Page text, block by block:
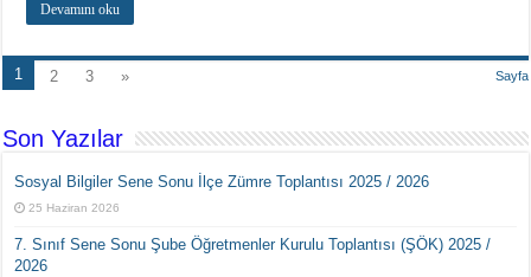
Devamını oku
Sayfa
1 2 3 »
Son Yazılar
Sosyal Bilgiler Sene Sonu İlçe Zümre Toplantısı 2025 / 2026
25 Haziran 2026
7. Sınıf Sene Sonu Şube Öğretmenler Kurulu Toplantısı (ŞÖK) 2025 /
2026